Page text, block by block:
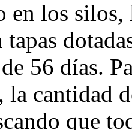
en los
tapas
56 días.
la cantidad
que